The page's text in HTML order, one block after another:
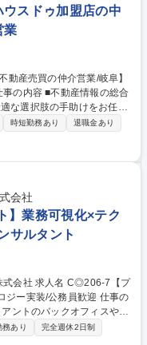
して業務改善提案等 ※各業
、環境エネルギー関連の国
ざいます。 募集職種
歓迎/エネルギー業界出身
ウスドゥ加盟店の中
業
な選択肢の手助けをお任せ
ます！ 【業務詳
し、最適な物件をご提案・
宅ローンのご相談 ・購入
契約書読み上げ） ・購入
住宅ローン控除・リフォー
てリフォームプランのご提
時短勤務あり
退職金あり
会社
】業務可視化×テク
サルタント
7【プ
装/公務員歓迎 仕事の
ントのバックオフィスや営
部門に対して、プロセスデ
する現場視点での業務設
務あり
完全週休2日制